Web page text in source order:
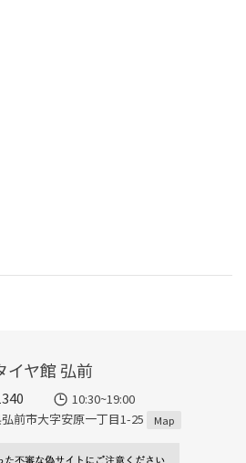
イヤ館 弘前
10:30~19:00
前市大字安原一丁目1-25
Map